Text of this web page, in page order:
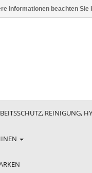
REINIGUNG,
Informationen beachten